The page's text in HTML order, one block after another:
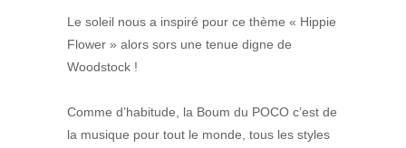
Le soleil nous a inspiré pour ce thème « Hippie
Flower » alors sors une tenue digne de
Woodstock !
Comme d’habitude, la Boum du POCO c’est de
la musique pour tout le monde, tous les styles